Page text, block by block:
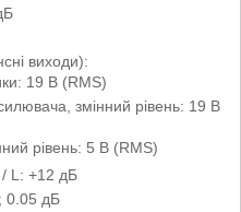
виходи):
19 В (RMS)
змінний рівень: 19 В
рівень: 5 В (RMS)
/ L: +12 дБ
0.05 дБ